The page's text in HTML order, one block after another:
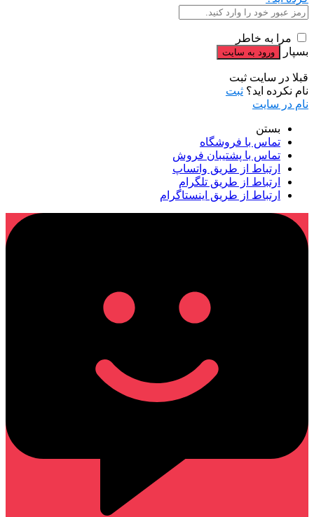
مرا به خاطر
بسپار
قبلا در سایت ثبت
نام نکرده اید؟ ثبت
نام در سایت
بستن
تماس با فروشگاه
تماس با پشتیبان فروش
ارتباط از طریق واتساپ
ارتباط از طریق تلگرام
ارتباط از طریق اینستاگرام